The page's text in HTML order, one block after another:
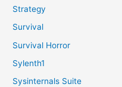
Strategy
Survival
Survival Horror
Sylenth1
Sysinternals Suite